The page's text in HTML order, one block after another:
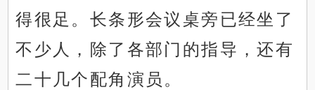
得很足。长条形会议桌旁已经坐了
不少人，除了各部门的指导，还有
二十几个配角演员。